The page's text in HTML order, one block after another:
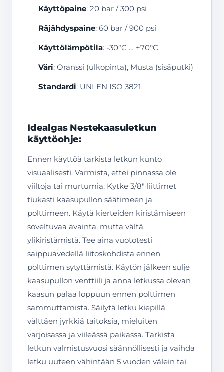
Käyttöpaine: 20 bar / 300 psi
Räjähdyspaine: 60 bar / 900 psi
Käyttölämpötila: -30°C … +70°C
Väri: Oranssi (ulkopinta), Musta (sisäputki)
Standardi: UNI EN ISO 3821
Idealgas Nestekaasuletkun
käyttöohje:
Ennen käyttöä tarkista letkun kunto
visuaalisesti. Varmista, ettei pinnassa ole
viiltoja tai murtumia. Kytke 3/8″ liittimet
tiukasti kaasupullon säätimeen ja
polttimeen. Käytä kierteiden kiristämiseen
soveltuvaa avainta, mutta vältä
ylikiristämistä. Tee aina vuototesti
saippuavedellä liitoskohdista ennen
polttimen sytyttämistä. Käytön jälkeen sulje
kaasupullon venttiili ja anna letkussa olevan
kaasun palaa loppuun ennen polttimen
sammuttamista. Säilytä letku kiepillä
välttäen jyrkkiä taitoksia, mieluiten
varjoisassa ja viileässä paikassa. Tarkista
letkun valmistusvuosi säännöllisesti ja vaihda
letku uuteen vähintään 5 vuoden välein tai